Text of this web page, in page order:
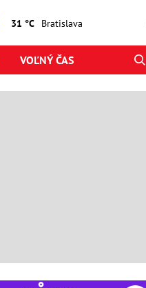
31 °C
VOĽNÝ ČAS